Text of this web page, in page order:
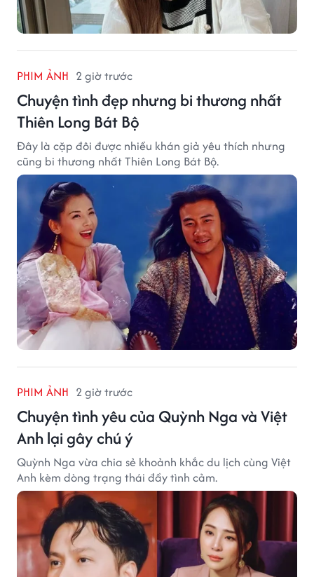
PHIM ẢNH 2 giờ trước
Chuyện tình đẹp nhưng bi thương nhất
Thiên Long Bát Bộ
Đây là cặp đôi được nhiều khán giả yêu thích nhưng
cũng bi thương nhất Thiên Long Bát Bộ.
PHIM ẢNH 2 giờ trước
Chuyện tình yêu của Quỳnh Nga và Việt
Anh lại gây chú ý
Quỳnh Nga vừa chia sẻ khoảnh khắc du lịch cùng Việt
Anh kèm dòng trạng thái đầy tình cảm.